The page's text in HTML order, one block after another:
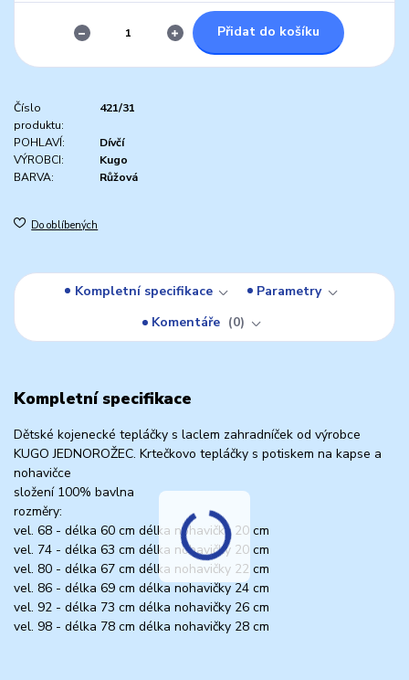
Přidat do košíku
Číslo
produktu:
421/31
POHLAVÍ:
Dívčí
VÝROBCI:
Kugo
BARVA:
Růžová
Do oblíbených
Kompletní specifikace
Parametry
Komentáře
0
Kompletní specifikace
Dětské kojenecké tepláčky s laclem zahradníček od výrobce
KUGO JEDNOROŽEC. Krtečkovo tepláčky s potiskem na kapse a
nohavičce
složení 100% bavlna
rozměry:
vel. 68 - délka 60 cm délka nohavičky 20 cm
vel. 74 - délka 63 cm délka nohavičky 20 cm
vel. 80 - délka 67 cm délka nohavičky 22 cm
vel. 86 - délka 69 cm délka nohavičky 24 cm
vel. 92 - délka 73 cm délka nohavičky 26 cm
vel. 98 - délka 78 cm délka nohavičky 28 cm